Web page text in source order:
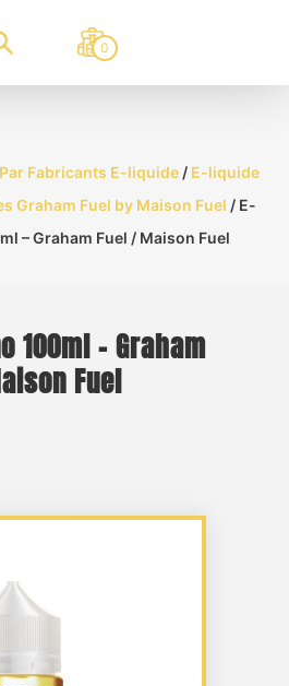
0
Par Fabricants E-liquide/ E-liquide
Graham Fuel by Maison Fuel / E-
– Graham Fuel / Maison Fuel
100ml – Graham
Fuel